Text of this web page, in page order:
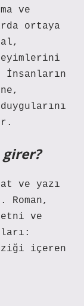
ve
ortaya
İnsanların
ve yazı
ve
içeren